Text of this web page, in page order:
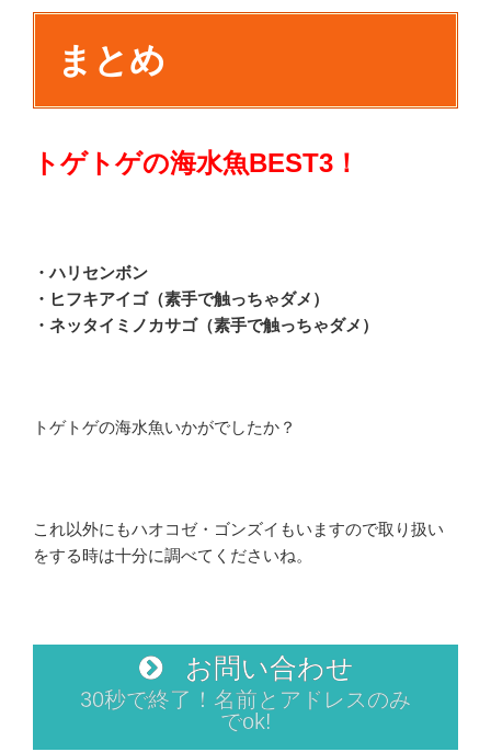
まとめ
トゲトゲの海水魚BEST3！
・ハリセンボン
・ヒフキアイゴ（素手で触っちゃダメ）
・ネッタイミノカサゴ（素手で触っちゃダメ）
トゲトゲの海水魚いかがでしたか？
これ以外にもハオコゼ・ゴンズイもいますので取り扱い
をする時は十分に調べてくださいね。
お問い合わせ
30秒で終了！名前とアドレスのみ
でok!